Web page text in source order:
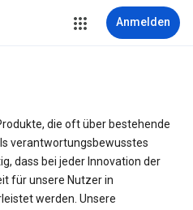
Anmelden
die oft über bestehende
verantwortungsbewusstes
dass bei jeder Innovation der
für unsere Nutzer in
werden. Unsere